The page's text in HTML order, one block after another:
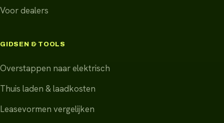
Voor dealers
GIDSEN & TOOLS
Overstappen naar elektrisch
Thuis laden & laadkosten
Leasevormen vergelijken